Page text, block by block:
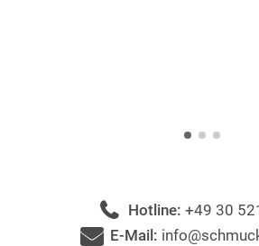
Hotline: +49 30
E-Mail: